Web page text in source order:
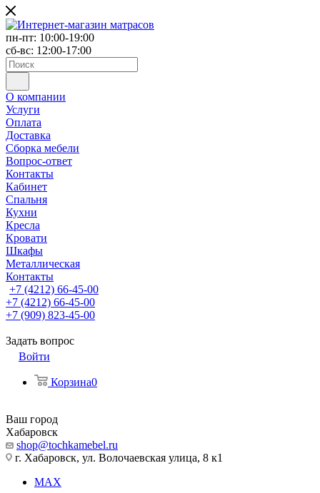
пн-пт: 10:00-19:00
сб-вс: 12:00-17:00
О компании
Услуги
Оплата
Доставка
Сборка мебели
Вопрос-ответ
Контакты
Кабинет
Спальня
Кухни
Кресла
Кровати
Шкафы
Металлическая
Контакты
+7 (4212) 66-45-00
+7 (4212) 66-45-00
+7 (909) 823-45-00
Задать вопрос
Войти
Корзина0
Ваш город
Хабаровск
shop@tochkamebel.ru
г. Хабаровск, ул. Волочаевская улица, 8 к1
MAX